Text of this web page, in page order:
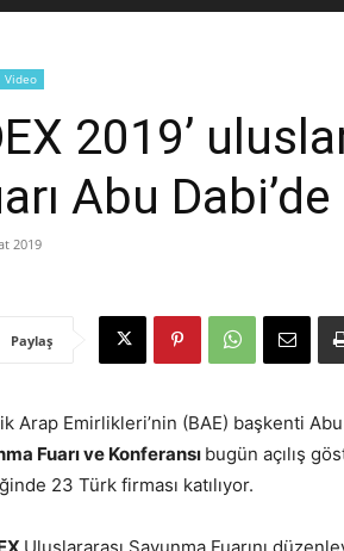
Video
2019’
Abu
2019
Paylaş
Arap Emirlikleri’nin (BAE) başkenti
Fuarı ve Konferansı bugün açılış
23 Türk firması katılıyor.